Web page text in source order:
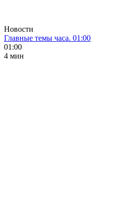
Новости
Главные темы часа. 01:00
01:00
4 мин